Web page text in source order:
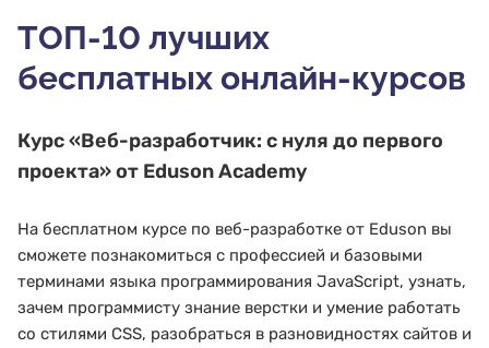
ТОП-10 лучших
бесплатных онлайн-курсов
Курс«Веб-разработчик: с нуля до первого
проекта»от Eduson Academy
На бесплатном курсе по веб-разработке от Eduson вы
сможете познакомиться с профессией и базовыми
терминами языка программирования JavaScript, узнать,
зачем программисту знание верстки и умение работать
со стилями CSS, разобраться в разновидностях сайтов и